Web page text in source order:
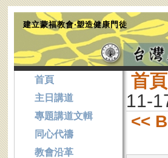
建立蒙福教會‧塑造健康門徒
首頁
11-
<<
首頁
主日講道
專題講道文輯
同心代禱
教會沿革